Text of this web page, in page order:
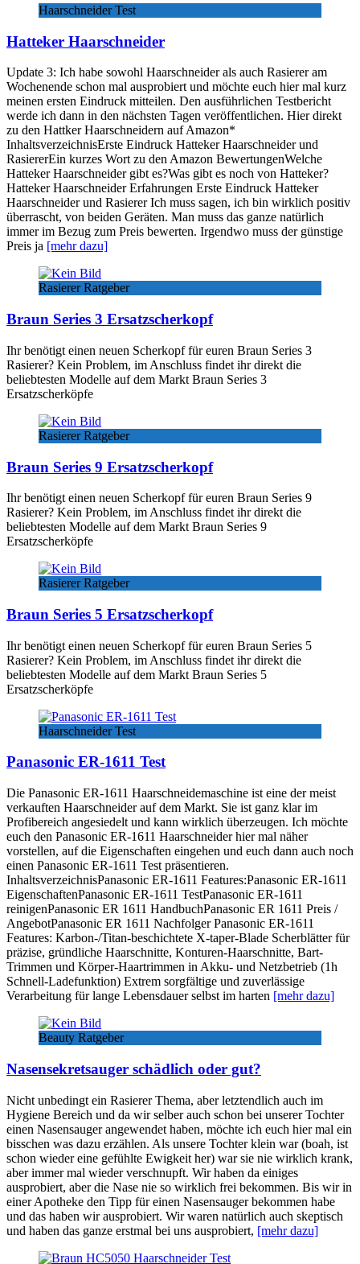
Haarschneider Test
Hatteker Haarschneider
Update 3: Ich habe sowohl Haarschneider als auch Rasierer am
Wochenende schon mal ausprobiert und möchte euch hier mal kurz
meinen ersten Eindruck mitteilen. Den ausführlichen Testbericht
werde ich dann in den nächsten Tagen veröffentlichen. Hier direkt
zu den Hattker Haarschneidern auf Amazon*
InhaltsverzeichnisErste Eindruck Hatteker Haarschneider und
RasiererEin kurzes Wort zu den Amazon BewertungenWelche
Hatteker Haarschneider gibt es?Was gibt es noch von Hatteker?
Hatteker Haarschneider Erfahrungen Erste Eindruck Hatteker
Haarschneider und Rasierer Ich muss sagen, ich bin wirklich positiv
überrascht, von beiden Geräten. Man muss das ganze natürlich
immer im Bezug zum Preis bewerten. Irgendwo muss der günstige
Preis ja [mehr dazu]
Rasierer Ratgeber
Braun Series 3 Ersatzscherkopf
Ihr benötigt einen neuen Scherkopf für euren Braun Series 3
Rasierer? Kein Problem, im Anschluss findet ihr direkt die
beliebtesten Modelle auf dem Markt Braun Series 3
Ersatzscherköpfe
Rasierer Ratgeber
Braun Series 9 Ersatzscherkopf
Ihr benötigt einen neuen Scherkopf für euren Braun Series 9
Rasierer? Kein Problem, im Anschluss findet ihr direkt die
beliebtesten Modelle auf dem Markt Braun Series 9
Ersatzscherköpfe
Rasierer Ratgeber
Braun Series 5 Ersatzscherkopf
Ihr benötigt einen neuen Scherkopf für euren Braun Series 5
Rasierer? Kein Problem, im Anschluss findet ihr direkt die
beliebtesten Modelle auf dem Markt Braun Series 5
Ersatzscherköpfe
Haarschneider Test
Panasonic ER-1611 Test
Die Panasonic ER-1611 Haarschneidemaschine ist eine der meist
verkauften Haarschneider auf dem Markt. Sie ist ganz klar im
Profibereich angesiedelt und kann wirklich überzeugen. Ich möchte
euch den Panasonic ER-1611 Haarschneider hier mal näher
vorstellen, auf die Eigenschaften eingehen und euch dann auch noch
einen Panasonic ER-1611 Test präsentieren.
InhaltsverzeichnisPanasonic ER-1611 Features:Panasonic ER-1611
EigenschaftenPanasonic ER-1611 TestPanasonic ER-1611
reinigenPanasonic ER 1611 HandbuchPanasonic ER 1611 Preis /
AngebotPanasonic ER 1611 Nachfolger Panasonic ER-1611
Features: Karbon-/Titan-beschichtete X-taper-Blade Scherblätter für
präzise, gründliche Haarschnitte, Konturen-Haarschnitte, Bart-
Trimmen und Körper-Haartrimmen in Akku- und Netzbetrieb (1h
Schnell-Ladefunktion) Extrem sorgfältige und zuverlässige
Verarbeitung für lange Lebensdauer selbst im harten [mehr dazu]
Beauty Ratgeber
Nasensekretsauger schädlich oder gut?
Nicht unbedingt ein Rasierer Thema, aber letztendlich auch im
Hygiene Bereich und da wir selber auch schon bei unserer Tochter
einen Nasensauger angewendet haben, möchte ich euch hier mal ein
bisschen was dazu erzählen. Als unsere Tochter klein war (boah, ist
schon wieder eine gefühlte Ewigkeit her) war sie nie wirklich krank,
aber immer mal wieder verschnupft. Wir haben da einiges
ausprobiert, aber die Nase nie so wirklich frei bekommen. Bis wir in
einer Apotheke den Tipp für einen Nasensauger bekommen habe
und das haben wir ausprobiert. Wir waren natürlich auch skeptisch
und haben das ganze erstmal bei uns ausprobiert, [mehr dazu]